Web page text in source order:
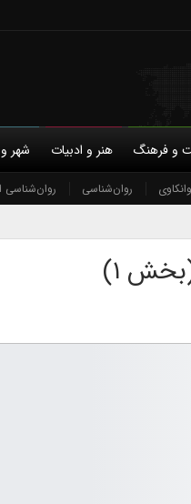
حمایت مالی حریم خصوصی روان‌شناسی روان‌شناسی
و فرهنگ هنر و ادبیات شهر
۱)